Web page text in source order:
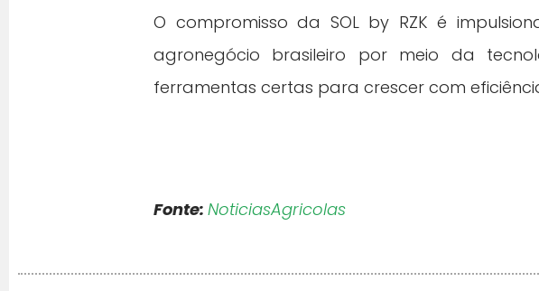
O compromisso da SOL by RZK é
agronegócio brasileiro por meio da
ferramentas certas para crescer com
Fonte: NoticiasAgricolas